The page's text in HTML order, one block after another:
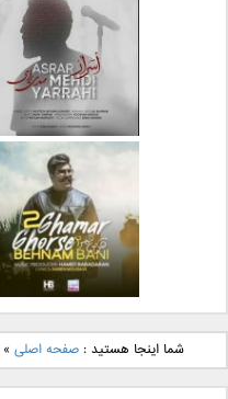
دانلود آهنگ جدید رضا
بهرام بنام نگار
دانلود آهنگ جدید مهدی
یراحی بنام اسرار
دانلود آهنگ جدید بهنام
بانی بنام قرص قمر 2شما اینجا هستید :صفحه اصلی »